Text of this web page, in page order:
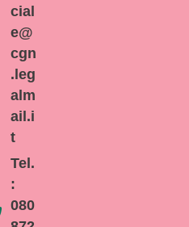
cial
e@
cgn
.leg
alm
ail.i
t
Tel.
:
080